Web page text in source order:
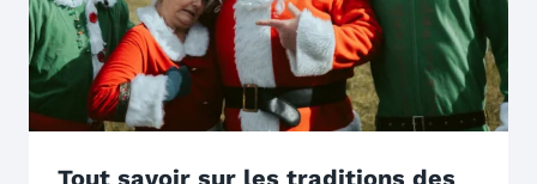
Tout savoir sur les traditions des